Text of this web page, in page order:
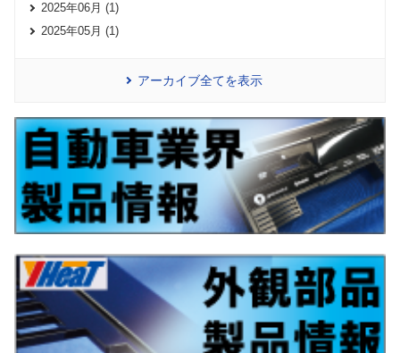
2025年06月 (1)
2025年05月 (1)
アーカイブ全てを表示